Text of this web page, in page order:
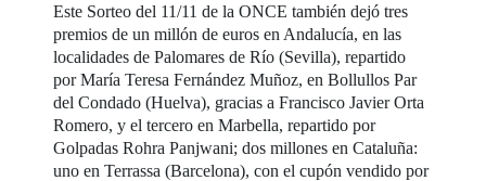
Este Sorteo del 11/11 de la ONCE también dejó tres
premios de un millón de euros en Andalucía, en las
localidades de Palomares de Río (Sevilla), repartido
por María Teresa Fernández Muñoz, en Bollullos Par
del Condado (Huelva), gracias a Francisco Javier Orta
Romero, y el tercero en Marbella, repartido por
Golpadas Rohra Panjwani; dos millones en Cataluña:
uno en Terrassa (Barcelona), con el cupón vendido por